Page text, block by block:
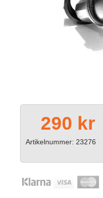
290 kr
Artikelnummer: 23276